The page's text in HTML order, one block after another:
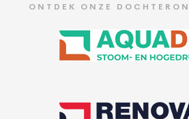
ONTDEK ONZE